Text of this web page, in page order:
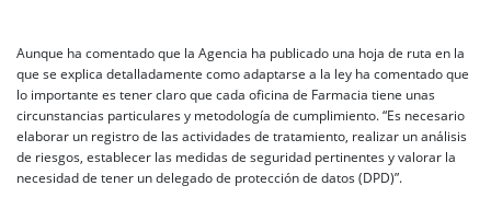
Aunque ha comentado que la Agencia ha publicado una hoja de ruta en la
que se explica detalladamente como adaptarse a la ley ha comentado que
lo importante es tener claro que cada oficina de Farmacia tiene unas
circunstancias particulares y metodología de cumplimiento. “Es necesario
elaborar un registro de las actividades de tratamiento, realizar un análisis
de riesgos, establecer las medidas de seguridad pertinentes y valorar la
necesidad de tener un delegado de protección de datos (DPD)”.